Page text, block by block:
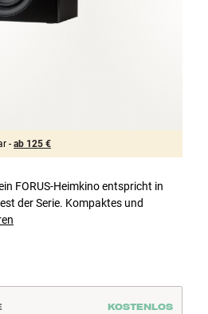
- ab 125 €
FORUS-Heimkino entspricht in
der Serie. Kompaktes und
KOSTENLOS